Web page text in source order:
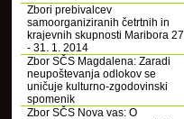
Zbori prebivalcev
samoorganiziranih četrtnih in
krajevnih skupnosti Maribora
- 31. 1. 2014
Zbor SČS Magdalena: Zaradi
neupoštevanja odlokov se
uničuje kulturno-zgodovinski
spomenik
Zbor SČS Nova vas: O